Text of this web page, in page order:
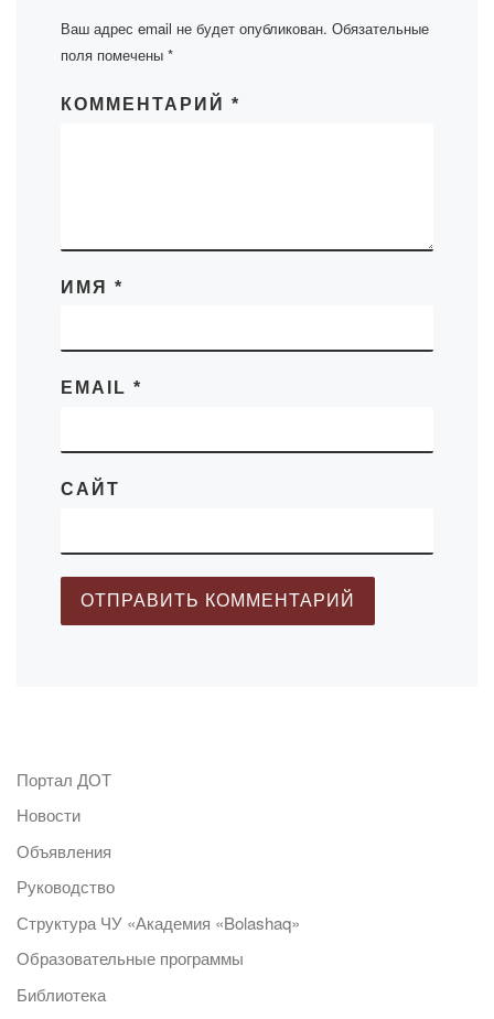
Ваш адрес email не будет опубликован. Обязательные
поля помечены *
КОММЕНТАРИЙ *
ИМЯ *
EMAIL *
САЙТ
Портал ДОТ
Новости
Объявления
Руководство
Структура ЧУ «Академия «Bolashaq»
Образовательные программы
Библиотека